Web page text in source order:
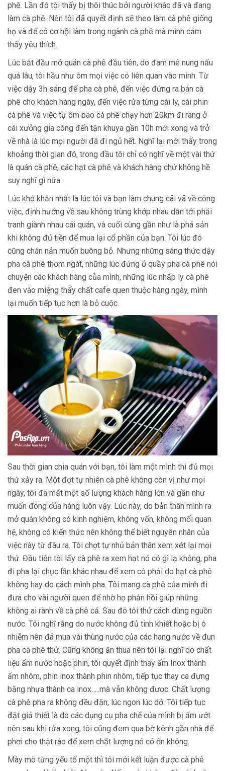
phê. Lần đó tôi thấy bị thôi thúc bởi người khác đã và đang
làm cà phê. Nên tôi đã quyết định sẽ theo làm cà phê giống
họ và để có cơ hội làm trong ngành cà phê mà mình cảm
thấy yêu thích.
Lúc bắt đầu mở quán cà phê đầu tiên, do đam mê nung nấu
quá lâu, tôi hầu như ôm mọi việc có liên quan vào mình. Từ
việc dậy 3h sáng để pha cà phê, đến việc đứng ra bán cà
phê cho khách hàng ngày, đến việc rửa từng cái ly, cái phin
cà phê và việc tự ôm bao cà phê chạy hơn 20km đi rang ở
cái xưởng gia công đến tận khuya gần 10h mới xong và trở
về nhà là lúc mọi người đã đi ngủ hết. Nghĩ lại mới thấy trong
khoảng thời gian đó, trong đầu tôi chỉ có nghĩ về một vài thứ
là quán cà phê, các hạt cà phê và khách hàng chứ không hề
suy nghĩ gì nữa.
Lúc khó khăn nhất là lúc tôi và bạn làm chung cãi vã về công
việc, định hướng về sau không trùng khớp nhau dẫn tới phải
tranh giành nhau cái quán, và cuối cùng gần như là phá sản
khi không đủ tiền để mua lại cổ phần của bạn. Tôi lúc đó
cũng chán nản muốn buông bỏ. Nhưng những sáng thức dậy
pha cà phê thơm ngát, những lúc đứng ở quầy pha cà phê nói
chuyện các khách hàng của mình, những lúc nhấp ly cà phê
đen vào miệng thấy chất cafe quen thuộc hàng ngày, mình
lại muốn tiếp tục hơn là bỏ cuộc.
Sau thời gian chia quán với bạn, tôi làm một mình thì đủ mọi
thứ xảy ra. Một đợt tự nhiên cà phê không còn vị như mọi
ngày, tôi đã mất một số lượng khách hàng lớn và gần như
muốn đóng của hàng luôn vậy. Lúc này, do bản thân mình ra
mở quán không có kinh nghiệm, không vốn, không mối quan
hệ, không có kiến thức nên không thể biết nguyên nhân của
việc này từ đâu ra. Tôi chợt tự nhủ bản thân xem xét lại mọi
thứ. Đầu tiên tôi lấy cà phê ra xem hạt nó có gì lạ không, pha
đi pha lại chục lần khác nhau để xem có phải do hạt cà phê
không hay do cách mình pha. Tôi mang cà phê của mình đi
đưa cho vài người quen để nhờ họ phản hồi giúp những
không ai rành về cà phê cả. Sau đó tôi thử cách dùng nguồn
nước. Tôi nghĩ rằng do nước không đủ tinh khiết hoặc bị ô
nhiễm nên đã mua vài thùng nước của các hang nước về đun
pha cà phê thử. Cũng không ăn thua nên tôi lại nghĩ do chất
liệu ấm nước hoặc phin, tôi quyết định thay ấm Inox thành
ấm nhôm, phin inox thành phin nhôm, tiếp tục thay ca đựng
bằng nhựa thành ca inox…..mà vẫn không được. Chất lượng
cà phê pha ra không đều đặn, lúc ngon lúc dở. Tôi tiếp tục
đặt giả thiết là do các dụng cụ pha chế của mình bị ẩm ướt
nên sau khi rửa xong, tôi cũng đem qua bờ kênh gần nhà để
phơi cho thật ráo để xem chất lượng nó có ổn không.
Mày mò từng yếu tố một thì tôi mới kết luận được cà phê